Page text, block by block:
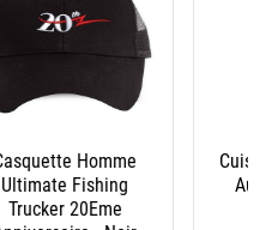
Waders Neoprene
Autain - Demi
Semelles Feutre